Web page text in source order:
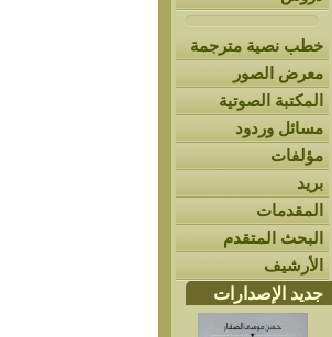
خطب نصية مترجمة
معرض الصور
المكتبة الصوتية
مسائل وردود
مؤلفات
بريد
المقدمات
البحث المتقدم
الأرشيف
جديد الإصدارات